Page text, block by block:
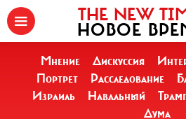
THE NEW
НОВОЕ
Мнение Дискуссия
Портрет
Расследование
Израиль
Навальный
Дума